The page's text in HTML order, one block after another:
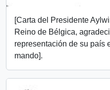
[Carta del Presidente
Reino de Bélgica,
representación de su país
mando].